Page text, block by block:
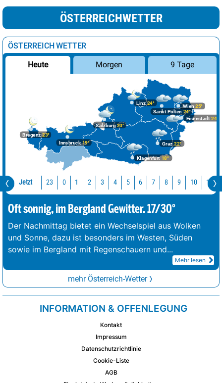
ÖSTERREICHWETTER
ÖSTERREICH WETTER
Heute Morgen 9 Tage
Bregenz23°
Graz22°
Innsbruck19°
Klagenfurt 18°
Linz24°
Salzburg20°
Wien 25°
Eisenstadt 24°
Sankt Pölten 24°
Jetzt 23 0 1 2 3 4 5 6 7 8 9 10 11
Oft sonnig, im Bergland Gewitter. 17/30°
Der Nachmittag bietet ein Wechselspiel aus Wolken
und Sonne, dazu ist besonders im Westen, Süden
sowie im Bergland mit Regenschauern und...
Mehr lesen
mehr Österreich-Wetter
INFORMATION & OFFENLEGUNG
Kontakt
Impressum
Datenschutzrichtlinie
Cookie-Liste
AGB